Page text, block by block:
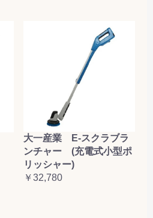
大一産業 E-スクラブラ
ンチャー (充電式小型ポ
リッシャー)
￥32,780